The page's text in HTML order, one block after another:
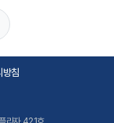
방침